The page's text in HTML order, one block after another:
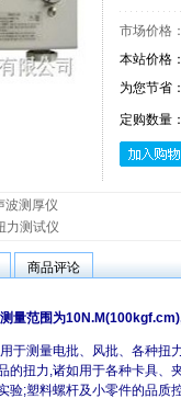
市场价格：
本站价格：
为您节省：
定购数量：
波测厚仪
力测试仪
商品评论
量范围为
用于测量电批、风批、各种扭
的扭力,诸如用于各种卡具
验;塑料螺杆及小零件的品质控